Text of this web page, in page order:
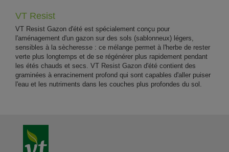
VT Resist
VT Resist Gazon d'été est spécialement conçu pour
l'aménagement d'un gazon sur des sols (sablonneux) légers,
sensibles à la sècheresse : ce mélange permet à l'herbe de rester
verte plus longtemps et de se régénérer plus rapidement pendant
les étés chauds et secs. VT Resist Gazon d'été contient des
graminées à enracinement profond qui sont capables d'aller puiser
l'eau et les nutriments dans les couches plus profondes du sol.